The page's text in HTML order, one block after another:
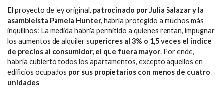
El proyecto de ley original, patrocinado por Julia Salazar y la
asambleísta Pamela Hunter,habría protegido a muchos más
inquilinos: La medida habría permitido a quienes rentan, impugnar
los aumentos de alquiler superiores al 3% o 1,5 veces el índice
de precios al consumidor, el que fuera mayor. Por ende,
habría cubierto todos los apartamentos, excepto aquellos en
edificios ocupados por sus propietarios con menos de cuatro
unidades